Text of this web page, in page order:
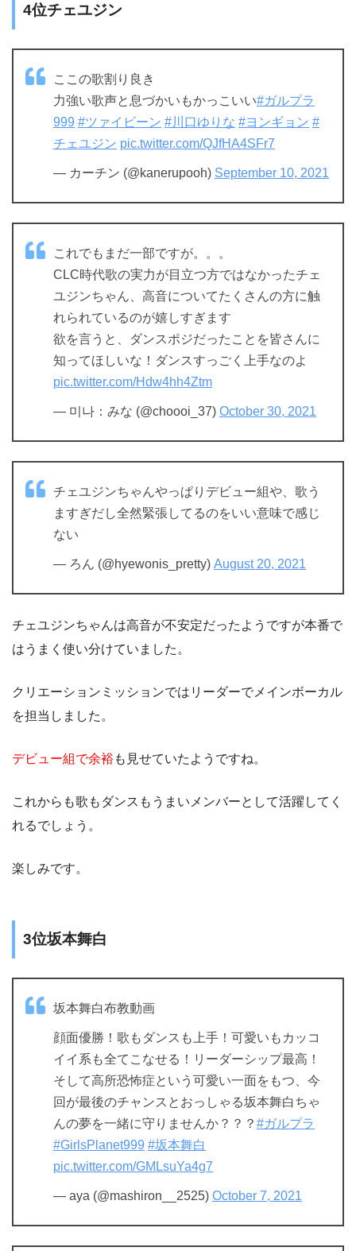
4位チェユジン
ここの歌割り良き
力強い歌声と息づかいもかっこいい#ガルプラ
999 #ツァイビーン #川口ゆりな #ヨンギョン #
チェユジン pic.twitter.com/QJfHA4SFr7
— カーチン (@kanerupooh) September 10, 2021
これでもまだ一部ですが。。。
CLC時代歌の実力が目立つ方ではなかったチェ
ユジンちゃん、高音についてたくさんの方に触
れられているのが嬉しすぎます
欲を言うと、ダンスポジだったことを皆さんに
知ってほしいな！ダンスすっごく上手なのよ
pic.twitter.com/Hdw4hh4Ztm
— 미나：みな (@choooi_37) October 30, 2021
チェユジンちゃんやっぱりデビュー組や、歌う
ますぎだし全然緊張してるのをいい意味で感じ
ない
— ろん (@hyewonis_pretty) August 20, 2021
チェユジンちゃんは高音が不安定だったようですが本番で
はうまく使い分けていました。
クリエーションミッションではリーダーでメインボーカル
を担当しました。
デビュー組で余裕も見せていたようですね。
これからも歌もダンスもうまいメンバーとして活躍してく
れるでしょう。
楽しみです。
3位坂本舞白
坂本舞白布教動画
顔面優勝！歌もダンスも上手！可愛いもカッコ
イイ系も全てこなせる！リーダーシップ最高！
そして高所恐怖症という可愛い一面をもつ、今
回が最後のチャンスとおっしゃる坂本舞白ちゃ
んの夢を一緒に守りませんか？？？ #ガルプラ
#GirlsPlanet999 #坂本舞白
pic.twitter.com/GMLsuYa4g7
— aya (@mashiron__2525) October 7, 2021